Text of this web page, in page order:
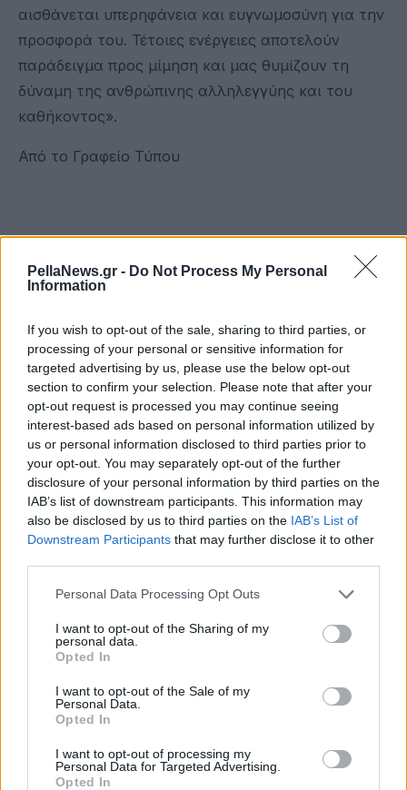
PellaNews.gr - Do Not Process My Personal
Information
If you wish to opt-out of the sale, sharing to third parties, or
processing of your personal or sensitive information for
targeted advertising by us, please use the below opt-out
section to confirm your selection. Please note that after your
opt-out request is processed you may continue seeing
interest-based ads based on personal information utilized by
us or personal information disclosed to third parties prior to
your opt-out. You may separately opt-out of the further
disclosure of your personal information by third parties on the
IAB’s list of downstream participants. This information may
also be disclosed by us to third parties on the IAB’s List of
Downstream Participants that may further disclose it to other
Personal Data Processing Opt Outs
I want to opt-out of the Sharing of my
personal data.
Opted In
I want to opt-out of the Sale of my
Personal Data.
Opted In
I want to opt-out of processing my
Personal Data for Targeted Advertising.
Opted In
αισθάνεται υπερηφάνεια και ευγνωμοσύνη για την
προσφορά του. Τέτοιες ενέργειες αποτελούν
παράδειγμα προς μίμηση και μας θυμίζουν τη
δύναμη της ανθρώπινης αλληλεγγύης και του
καθήκοντος».
Από το Γραφείο Τύπου